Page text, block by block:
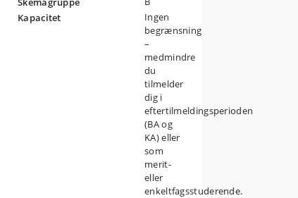
Kapacitet
Ingen
begrænsning
–
medmindre
du
tilmelder
dig i
eftertilmeldingsperioden
(BA og
KA) eller
som
merit-
eller
enkeltfagsstuderende.